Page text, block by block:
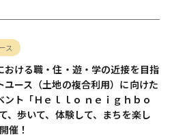
ス
おける職・住・遊・学の近接を目指
ユース（土地の複合利用）に向けた
ント「Ｈｅｌｌｏ ｎｅｉｇｈｂｏ
、歩いて、体験して、まちを楽し
催！